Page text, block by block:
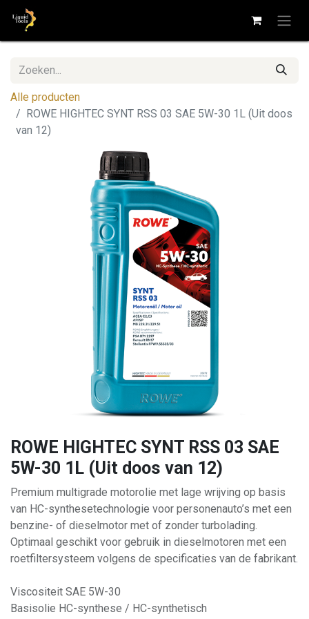
Alle producten
ROWE HIGHTEC SYNT RSS 03 SAE 5W-30 1L (Uit doos
van 12)
ROWE HIGHTEC SYNT RSS 03 SAE
5W-30 1L (Uit doos van 12)
Premium multigrade motorolie met lage wrijving op basis
van HC-synthesetechnologie voor personenauto’s met een
benzine- of dieselmotor met of zonder turbolading.
Optimaal geschikt voor gebruik in dieselmotoren met een
roetfiltersysteem volgens de specificaties van de fabrikant.
Viscositeit SAE 5W-30
Basisolie HC-synthese / HC-synthetisch